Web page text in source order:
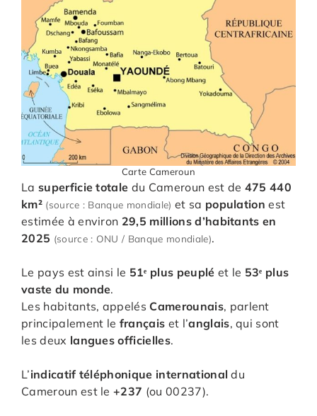
Carte Cameroun
La superficie totale du Cameroun est de 475 440
km² (source : Banque mondiale) et sa population est
estimée à environ 29,5 millions d’habitants en
2025 (source : ONU / Banque mondiale).
Le pays est ainsi le 51ᵉ plus peuplé et le 53ᵉ plus
vaste du monde.
Les habitants, appelés Camerounais, parlent
principalement le français et l’anglais, qui sont
les deux langues officielles.
L’indicatif téléphonique international du
Cameroun est le+237 (ou 00237).